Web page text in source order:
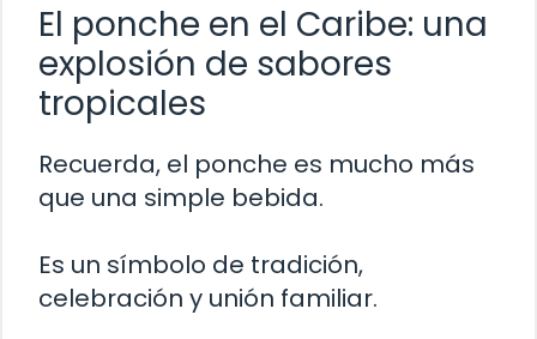
El ponche en el Caribe: una
explosión de sabores
tropicales
Recuerda, el ponche es mucho más
que una simple bebida.
Es un símbolo de tradición,
celebración y unión familiar.